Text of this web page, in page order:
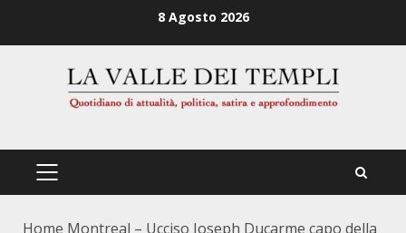
8 Agosto 2026
PRIMÄRES
Home Montreal – Ucciso Joseph Ducarme capo della